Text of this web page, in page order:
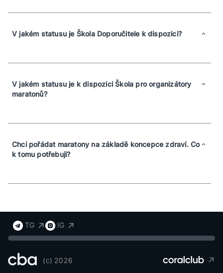
V jakém statusu je Škola Doporučitele k dispozici?
V jakém statusu je k dispozici Škola pro organizátory
maratonů?
Chci pořádat maratony na základě koncepce zdraví. Co
k tomu potřebuji?
TG IG
(c) 2026